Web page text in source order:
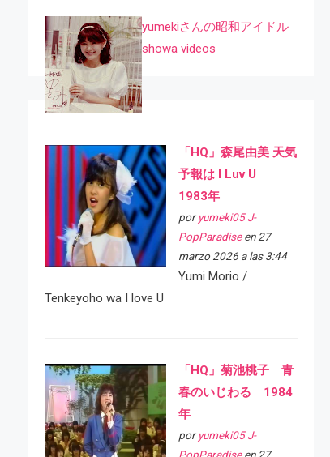
yumekiさんの昭和アイドル
showa videos
「HQ」森尾由美 天気
予報は I Luv U
1983年
por yumeki05 J-
PopParadiseen 27
marzo 2026 a las 3:44
Yumi Morio /
Tenkeyoho wa I love U
「HQ」菊池桃子 青
春のいじわる 1984
年
por yumeki05 J-